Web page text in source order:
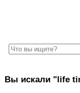
Вы искали "life